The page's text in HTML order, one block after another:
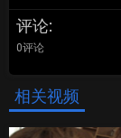
评论
0评论
相关视频